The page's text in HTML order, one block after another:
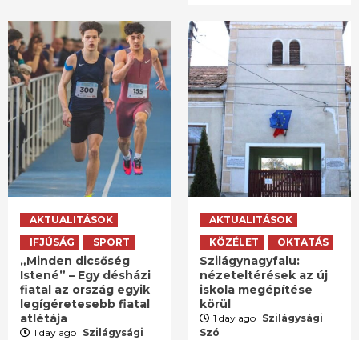
AKTUALITÁSOK
IFJÚSÁG
SPORT
„Minden dicsőség
Istené” – Egy désházi
fiatal az ország egyik
legígéretesebb fiatal
atlétája
1 day ago Szilágysági
AKTUALITÁSOK
KÖZÉLET
OKTATÁS
Szilágynagyfalu:
nézeteltérések az új
iskola megépítése
körül
1 day ago Szilágysági
Szó